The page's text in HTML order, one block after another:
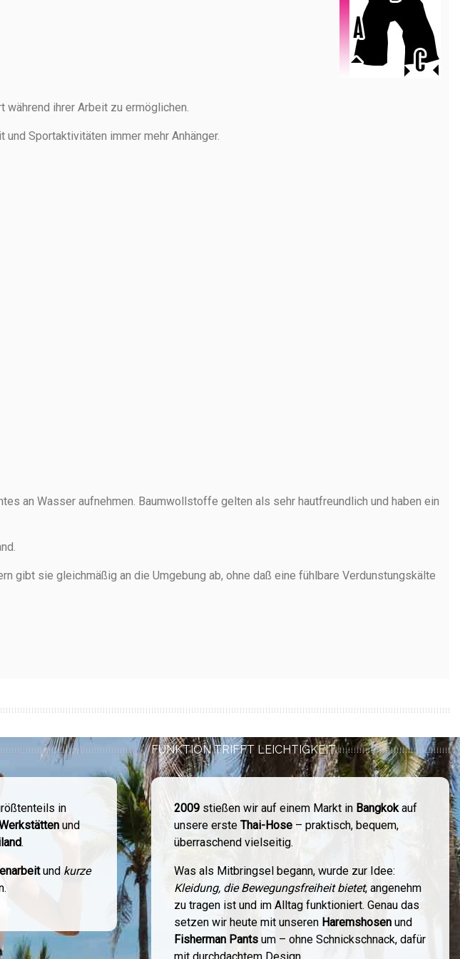
ihrer Arbeit zu ermöglichen.
Sportaktivitäten immer mehr Anhänger.
an Wasser aufnehmen. Baumwollstoffe gelten als sehr hautfreundlich und haben ein
gibt sie gleichmäßig an die Umgebung ab, ohne daß eine fühlbare Verdunstungskälte
in
und
.
und kurze
FUNKTION TRIFFT LEICHTIGKEIT
2009stießen wir auf einem Markt in Bangkokauf
unsere erste Thai-Hose– praktisch, bequem,
überraschend vielseitig.
Was als Mitbringsel begann, wurde zur Idee:
Kleidung, die Bewegungsfreiheit bietet, angenehm
zu tragen ist und im Alltag funktioniert. Genau das
setzen wir heute mit unseren Haremshosenund
Fisherman Pantsum – ohne Schnickschnack, dafür